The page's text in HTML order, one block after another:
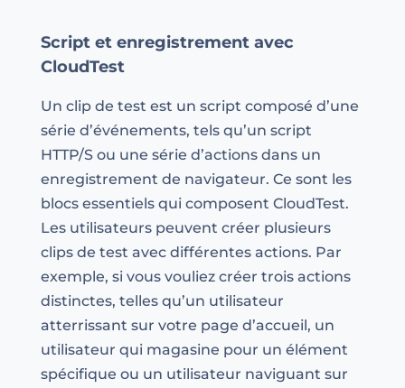
Script et enregistrement avec
CloudTest
Un clip de test est un script composé d’une
série d’événements, tels qu’un script
HTTP/S ou une série d’actions dans un
enregistrement de navigateur. Ce sont les
blocs essentiels qui composent CloudTest.
Les utilisateurs peuvent créer plusieurs
clips de test avec différentes actions. Par
exemple, si vous vouliez créer trois actions
distinctes, telles qu’un utilisateur
atterrissant sur votre page d’accueil, un
utilisateur qui magasine pour un élément
spécifique ou un utilisateur naviguant sur